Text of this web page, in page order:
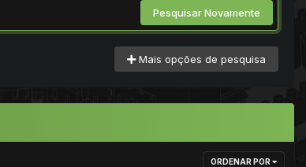
Pesquisar Novamente
Mais opções de pesquisa
ORDENAR POR